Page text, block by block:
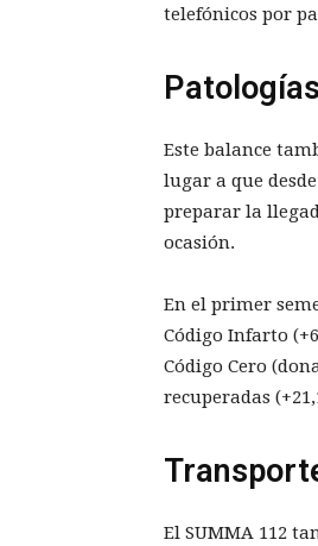
telefónicos por
Este balance
lugar a que
preparar la
ocasión.
En el primer
Código Infarto
Código Cero
recuperadas
El SUMMA 112